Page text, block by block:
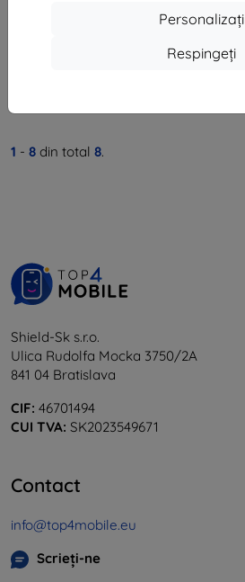
Personalizați
Respingeți
1 - 8 din total 8.
Shield-Sk s.r.o.
Ulica Rudolfa Mocka 3750/2A
841 04 Bratislava
CIF: 46701494
CUI TVA: SK2023549671
Contact
info@top4mobile.eu
Scrieți-ne